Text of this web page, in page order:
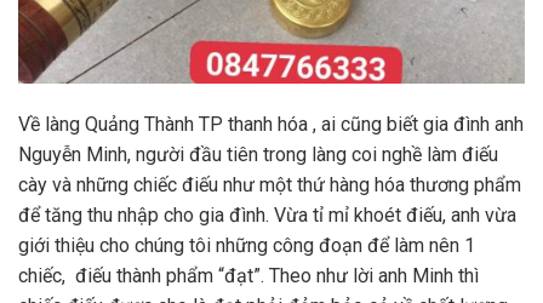
Về làng Quảng Thành TP thanh hóa , ai cũng biết gia đình anh
Nguyễn Minh, người đầu tiên trong làng coi nghề làm điếu
cày và những chiếc điếu như một thứ hàng hóa thương phẩm
để tăng thu nhập cho gia đình. Vừa tỉ mỉ khoét điếu, anh vừa
giới thiệu cho chúng tôi những công đoạn để làm nên 1
chiếc, điếu thành phẩm “đạt”. Theo như lời anh Minh thì